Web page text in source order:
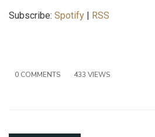
Subscribe: Spotify RSS
0 COMMENTS 433 VIEWS